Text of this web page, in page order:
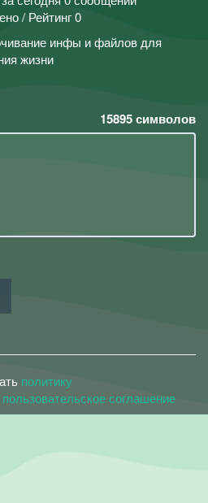
/ Рейтинг 0
инфы и файлов для
жизни
15895символов
политику
пользовательское соглашение